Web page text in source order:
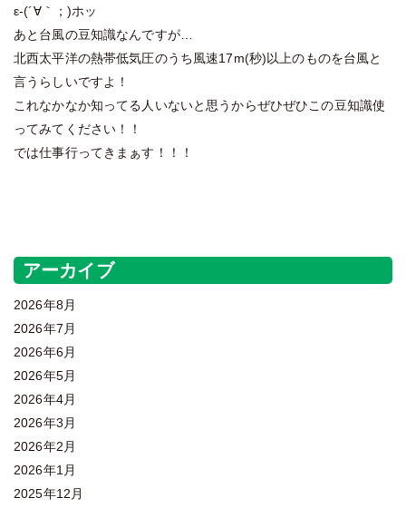
ε-(´∀｀；)ホッ
あと台風の豆知識なんですが…
北西太平洋の熱帯低気圧のうち風速17m(秒)以上のものを台風と
言うらしいですよ！
これなかなか知ってる人いないと思うからぜひぜひこの豆知識使
ってみてください！！
では仕事行ってきまぁす！！！
アーカイブ
2026年8月
2026年7月
2026年6月
2026年5月
2026年4月
2026年3月
2026年2月
2026年1月
2025年12月